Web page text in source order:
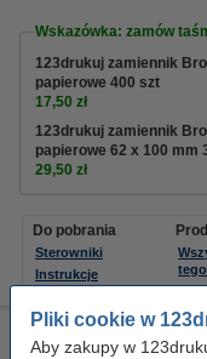
Pliki cookie w
Aby zakupy w
Wskazówka: zamów
123drukuj zamiennik
papierowe 400 szt
17,50 zł
123drukuj zamiennik
papierowe 62 x 100 mm
29,50 zł
Do pobrania
Sterowniki
Instrukcje
Brother QL-700